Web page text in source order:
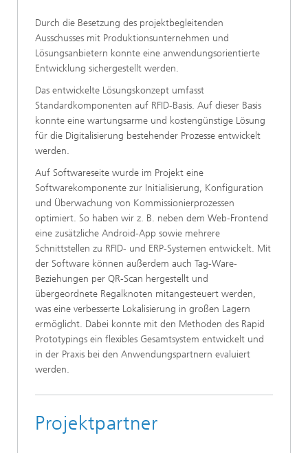
Durch die Besetzung des projektbegleitenden
Ausschusses mit Produktionsunternehmen und
Lösungsanbietern konnte eine anwendungsorientierte
Entwicklung sichergestellt werden.
Das entwickelte Lösungskonzept umfasst
Standardkomponenten auf RFID-Basis. Auf dieser Basis
konnte eine wartungsarme und kostengünstige Lösung
für die Digitalisierung bestehender Prozesse entwickelt
werden.
Auf Softwareseite wurde im Projekt eine
Softwarekomponente zur Initialisierung, Konfiguration
und Überwachung von Kommissionierprozessen
optimiert. So haben wir z. B. neben dem Web-Frontend
eine zusätzliche Android-App sowie mehrere
Schnittstellen zu RFID- und ERP-Systemen entwickelt. Mit
der Software können außerdem auch Tag-Ware-
Beziehungen per QR-Scan hergestellt und
übergeordnete Regalknoten mitangesteuert werden,
was eine verbesserte Lokalisierung in großen Lagern
ermöglicht. Dabei konnte mit den Methoden des Rapid
Prototypings ein flexibles Gesamtsystem entwickelt und
in der Praxis bei den Anwendungspartnern evaluiert
werden.
Projektpartner